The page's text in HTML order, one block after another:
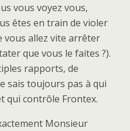
vous voyez vous,
êtes en train de violer
vous allez vite arrêter
que vous le faites ?).
rapports, de
sais toujours pas à qui
qui contrôle Frontex.
Monsieur